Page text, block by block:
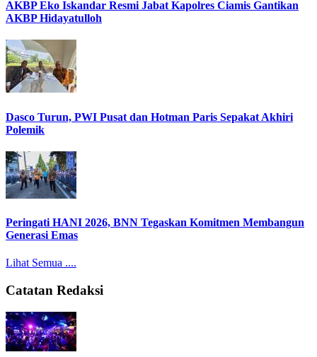
AKBP Eko Iskandar Resmi Jabat Kapolres Ciamis Gantikan
AKBP Hidayatulloh
Dasco Turun, PWI Pusat dan Hotman Paris Sepakat Akhiri
Polemik
Peringati HANI 2026, BNN Tegaskan Komitmen Membangun
Generasi Emas
Lihat Semua ....
Catatan Redaksi